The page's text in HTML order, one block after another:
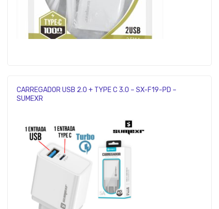
CARREGADOR USB 2.0 + TYPE C 3.0 – SX-F19-PD –
SUMEXR